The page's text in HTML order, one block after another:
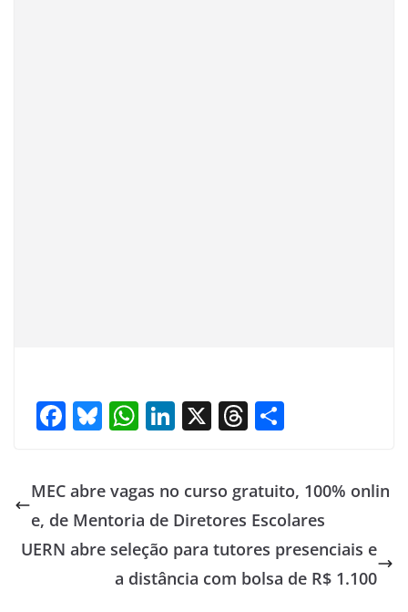
F
e
b
o
o
Bl
sk
y
W
s
A
p
p
Li
e
dI
n
X T
a
d
s
e
MEC abre vagas no curso gratuito, 100% onlin
e, de Mentoria de Diretores Escolares
UERN abre seleção para tutores presenciais e
a distância com bolsa de R$ 1.100